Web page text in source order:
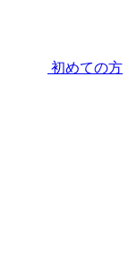
初めての方